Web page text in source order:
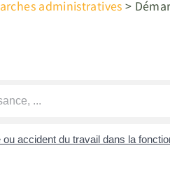
administratives >
ou accident du travail dans la